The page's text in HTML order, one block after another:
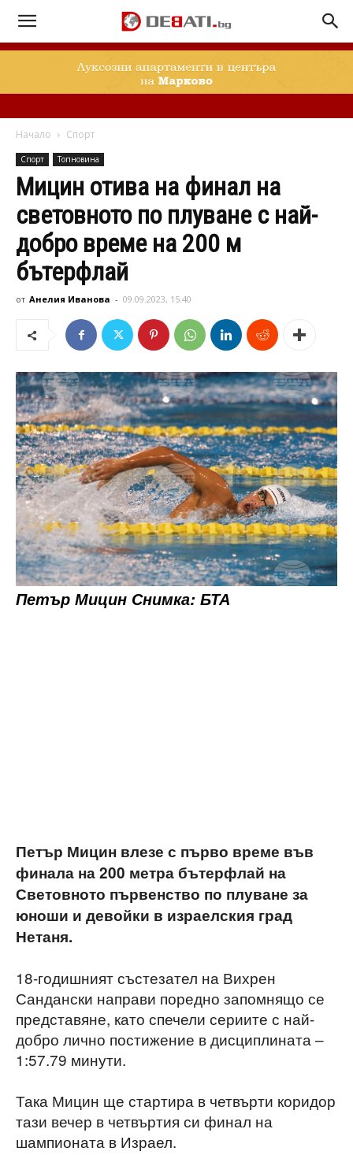
Начало Спорт
Спорт Топновина
Мицин отива на финал на
световното по плуване с най-
добро време на 200 м
бътерфлай
от Анелия Иванова - 09.09.2023, 15:40
Петър Мицин Снимка: БТА
Петър Мицин влезе с първо време във
финала на 200 метра бътерфлай на
Световното първенство по плуване за
юноши и девойки в израелския град
Нетаня.
18-годишният състезател на Вихрен
Сандански направи поредно запомнящо се
представяне, като спечели сериите с най-
добро лично постижение в дисциплината –
1:57.79 минути.
Така Мицин ще стартира в четвърти коридор
тази вечер в четвъртия си финал на
шампионата в Израел.